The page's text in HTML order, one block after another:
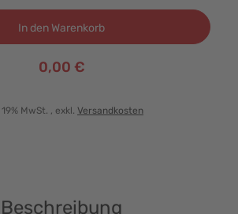
In den Warenkorb
0,00 €
MwSt. , exkl. Versandkosten
Beschreibung